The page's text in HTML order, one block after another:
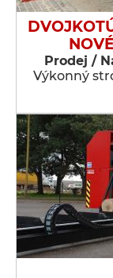
Prodej /
Výkonný